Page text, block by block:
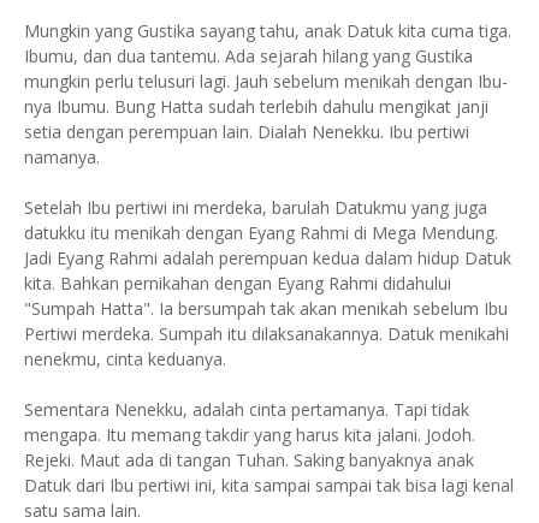
Mungkin yang Gustika sayang tahu, anak Datuk kita cuma tiga.
Ibumu, dan dua tantemu. Ada sejarah hilang yang Gustika
mungkin perlu telusuri lagi. Jauh sebelum menikah dengan Ibu-
nya Ibumu. Bung Hatta sudah terlebih dahulu mengikat janji
setia dengan perempuan lain. Dialah Nenekku. Ibu pertiwi
namanya.
Setelah Ibu pertiwi ini merdeka, barulah Datukmu yang juga
datukku itu menikah dengan Eyang Rahmi di Mega Mendung.
Jadi Eyang Rahmi adalah perempuan kedua dalam hidup Datuk
kita. Bahkan pernikahan dengan Eyang Rahmi didahului
"Sumpah Hatta". Ia bersumpah tak akan menikah sebelum Ibu
Pertiwi merdeka. Sumpah itu dilaksanakannya. Datuk menikahi
nenekmu, cinta keduanya.
Sementara Nenekku, adalah cinta pertamanya. Tapi tidak
mengapa. Itu memang takdir yang harus kita jalani. Jodoh.
Rejeki. Maut ada di tangan Tuhan. Saking banyaknya anak
Datuk dari Ibu pertiwi ini, kita sampai sampai tak bisa lagi kenal
satu sama lain.